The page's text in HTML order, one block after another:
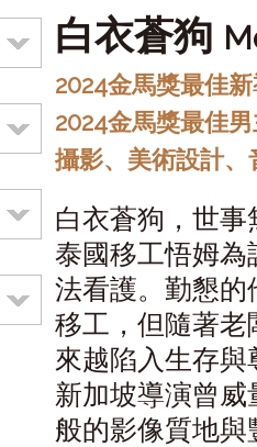
白衣蒼狗
2024金馬獎最佳
2024金馬獎最佳
攝影、美術設計、
白衣蒼狗，世
泰國移工悟姆
法看護。勤懇
移工，但隨著
來越陷入生存
新加坡導演曾
般的影像質地